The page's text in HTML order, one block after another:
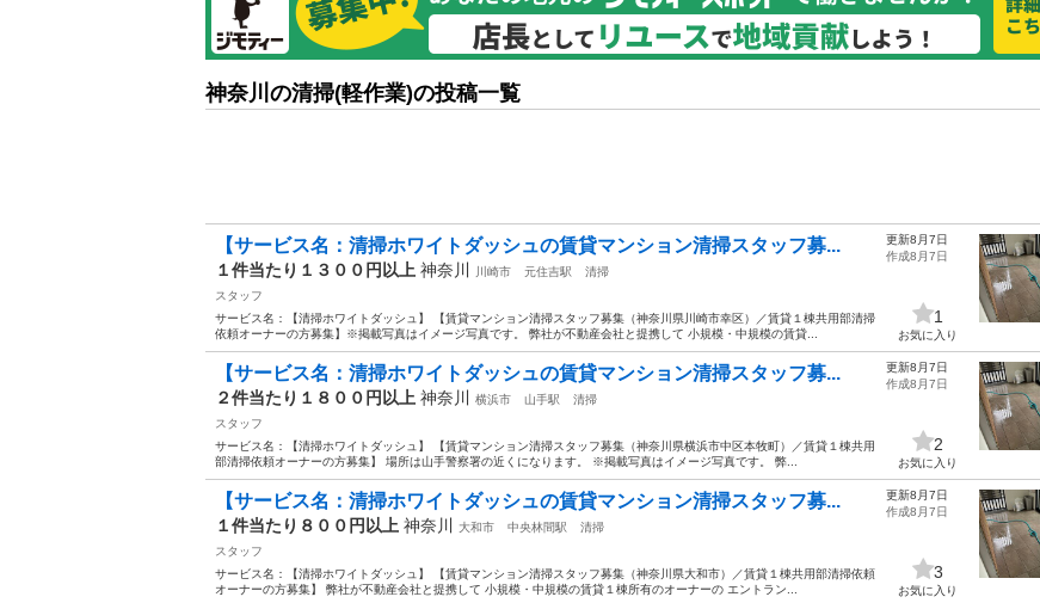
神奈川の清掃(軽作業)の投稿一覧
【サービス名：清掃ホワイトダッシュの賃貸マンション清掃スタッフ募...
１件当たり１３００円以上 神奈川 川崎市 元住吉駅
清掃
スタッフ
サービス名：【清掃ホワイトダッシュ】 【賃貸マンション清掃スタッフ募集（神奈川県川崎市幸区）／賃貸１棟共用部清掃
依頼オーナーの方募集】※掲載写真はイメージ写真です。 弊社が不動産会社と提携して 小規模・中規模の賃貸...
更新8月7日
作成8月7日
1
お気に入り
【サービス名：清掃ホワイトダッシュの賃貸マンション清掃スタッフ募...
２件当たり１８００円以上 神奈川 横浜市 山手駅
清掃
スタッフ
サービス名：【清掃ホワイトダッシュ】 【賃貸マンション清掃スタッフ募集（神奈川県横浜市中区本牧町）／賃貸１棟共用
部清掃依頼オーナーの方募集】 場所は山手警察署の近くになります。 ※掲載写真はイメージ写真です。 弊...
更新8月7日
作成8月7日
2
お気に入り
【サービス名：清掃ホワイトダッシュの賃貸マンション清掃スタッフ募...
１件当たり８００円以上 神奈川 大和市 中央林間駅
清掃
スタッフ
サービス名：【清掃ホワイトダッシュ】 【賃貸マンション清掃スタッフ募集（神奈川県大和市）／賃貸１棟共用部清掃依頼
オーナーの方募集】 弊社が不動産会社と提携して 小規模・中規模の賃貸１棟所有のオーナーの エントラン...
更新8月7日
作成8月7日
3
お気に入り